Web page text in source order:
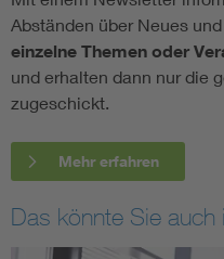
Abständen über Neues
einzelne Themen oder
und erhalten dann nur die
zugeschickt.
Mehr erfahren
Das könnte Sie auch